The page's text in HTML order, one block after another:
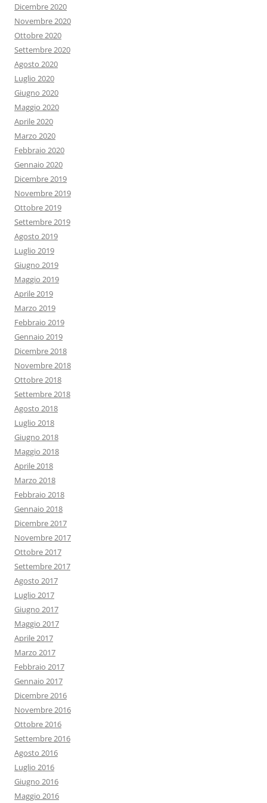
Dicembre 2020
Novembre 2020
Ottobre 2020
Settembre 2020
Agosto 2020
Luglio 2020
Giugno 2020
Maggio 2020
Aprile 2020
Marzo 2020
Febbraio 2020
Gennaio 2020
Dicembre 2019
Novembre 2019
Ottobre 2019
Settembre 2019
Agosto 2019
Luglio 2019
Giugno 2019
Maggio 2019
Aprile 2019
Marzo 2019
Febbraio 2019
Gennaio 2019
Dicembre 2018
Novembre 2018
Ottobre 2018
Settembre 2018
Agosto 2018
Luglio 2018
Giugno 2018
Maggio 2018
Aprile 2018
Marzo 2018
Febbraio 2018
Gennaio 2018
Dicembre 2017
Novembre 2017
Ottobre 2017
Settembre 2017
Agosto 2017
Luglio 2017
Giugno 2017
Maggio 2017
Aprile 2017
Marzo 2017
Febbraio 2017
Gennaio 2017
Dicembre 2016
Novembre 2016
Ottobre 2016
Settembre 2016
Agosto 2016
Luglio 2016
Giugno 2016
Maggio 2016